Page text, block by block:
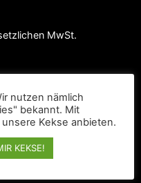
MwSt.
nutzen nämlich
bekannt. Mit
Kekse anbieten.
KEKSE!